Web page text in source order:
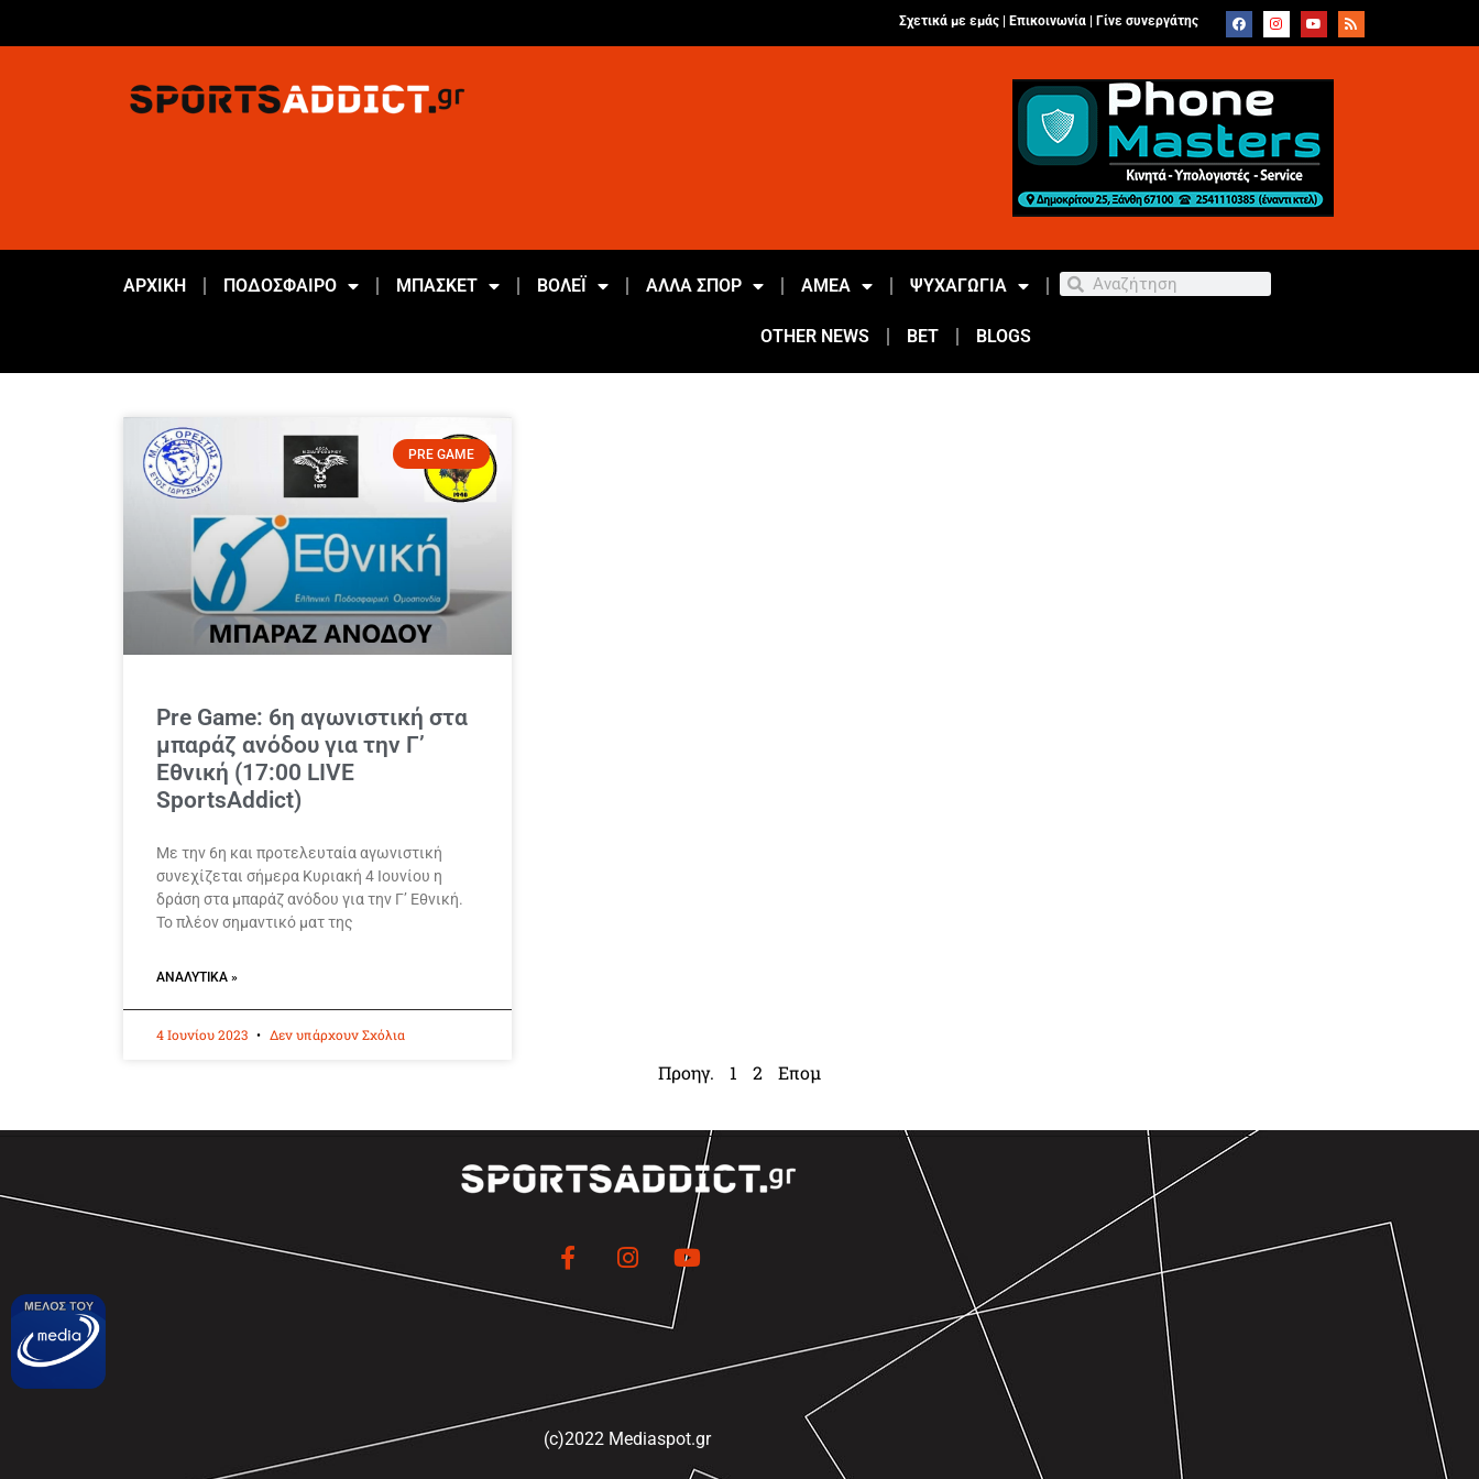
Σχετικά με εμάς | Επικοινωνία Γίνε συνεργάτης
ΑΡΧΙΚΗ ΠΟΔΟΣΦΑΙΡΟ ΜΠΑΣΚΕΤ ΒΟΛΕΪ ΑΛΛΑ ΣΠΟΡ ΑΜΕΑ ΨΥΧΑΓΩΓΙΑ
OTHER NEWS BET BLOGS
PRE GAME
Pre Game: 6η αγωνιστική στα
μπαράζ ανόδου για την Γ’
Εθνική (17:00 LIVE
SportsAddict)
Με την 6η και προτελευταία αγωνιστική
συνεχίζεται σήμερα Κυριακή 4 Ιουνίου η
δράση στα μπαράζ ανόδου για την Γ’ Εθνική.
Το πλέον σημαντικό ματ της
ΑΝΑΛΥΤΙΚΆ »
4 Ιουνίου 2023 Δεν υπάρχουν Σχόλια
Προηγ. 1 2 Επομ
(c)2022 Mediaspot.gr